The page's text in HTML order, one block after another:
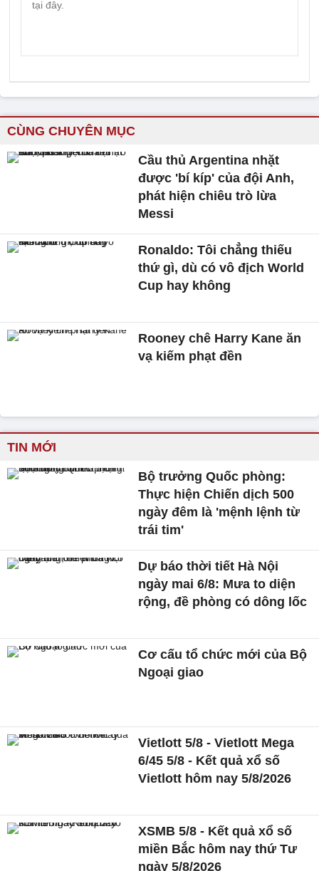
CÙNG CHUYÊN MỤC
Cầu thủ Argentina nhặt
được 'bí kíp' của đội Anh,
phát hiện chiêu trò lừa
Messi
Ronaldo: Tôi chẳng thiếu
thứ gì, dù có vô địch World
Cup hay không
Rooney chê Harry Kane ăn
vạ kiếm phạt đền
TIN MỚI
Bộ trưởng Quốc phòng:
Thực hiện Chiến dịch 500
ngày đêm là 'mệnh lệnh từ
trái tim'
Dự báo thời tiết Hà Nội
ngày mai 6/8: Mưa to diện
rộng, đề phòng có dông lốc
Cơ cấu tổ chức mới của Bộ
Ngoại giao
Vietlott 5/8 - Vietlott Mega
6/45 5/8 - Kết quả xổ số
Vietlott hôm nay 5/8/2026
XSMB 5/8 - Kết quả xổ số
miền Bắc hôm nay thứ Tư
ngày 5/8/2026